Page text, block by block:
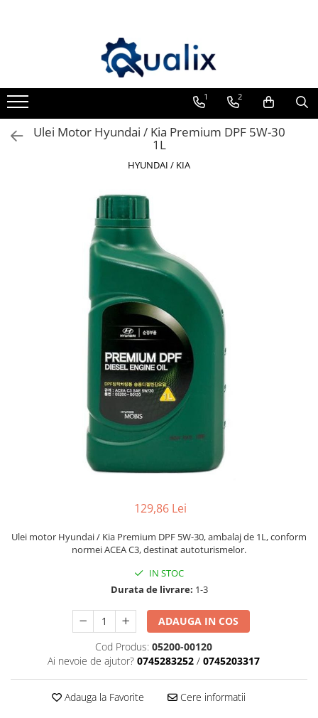
Adblue
Antigel
Solutii Parbriz
Adtitivi combustibil
Anulatoare eoare LED
LED Omologat RAR
Intretinere baterie si sisteme
Restaurare Faruri
Chimice Auto
Etansanti Auto
Lubrifianti Multifunctionali
1 2
Ulei Motor Hyundai / Kia Premium DPF 5W-30
1L
HYUNDAI / KIA
129,86 Lei
Ulei motor Hyundai / Kia Premium DPF 5W-30, ambalaj de 1L, conform
normei ACEA C3, destinat autoturismelor.
IN STOC
Durata de livrare: 1-3
ADAUGA IN COS
Cod Produs: 05200-00120
Ai nevoie de ajutor? 0745283252 / 0745203317
Adauga la Favorite Cere informatii